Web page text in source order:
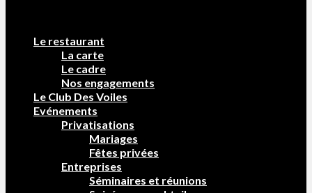
Le restaurant
La carte
Le cadre
Nos engagements
Le Club Des Voiles
Evénements
Privatisations
Mariages
Fêtes privées
Entreprises
Séminaires et réunions